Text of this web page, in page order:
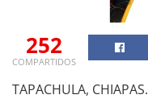
252
COMPARTIDOS
TAPACHULA,